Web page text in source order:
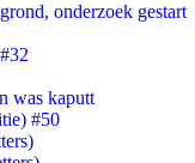
onderzoek gestart
was kaputt
#50